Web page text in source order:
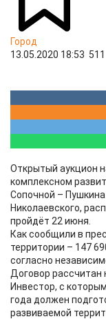
Город
13.05.2020 18:53 511
Открытый аукцион
комплексном
Сопочной –
Николаевского,
пройдёт 22 июня.
Как сообщили в
территории – 147
согласно
Договор рассчитан
Инвестор, с
года должен
развиваемой